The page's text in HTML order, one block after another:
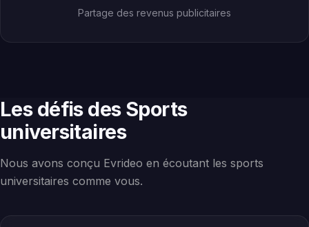
Partage des revenus publicitaires
Les défis des Sports
universitaires
Nous avons conçu Evrideo en écoutant les sports
universitaires comme vous.